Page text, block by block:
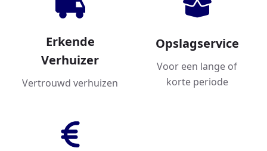
Erkende
Verhuizer
Vertrouwd verhuizen
Opslagservice
Voor een lange of
korte periode